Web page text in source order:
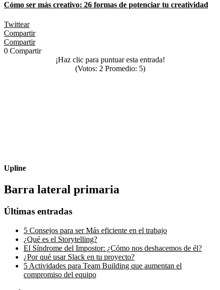
Cómo ser más creativo: 26 formas de potenciar tu creatividad
Twittear
Compartir
Compartir
0 Compartir
¡Haz clic para puntuar esta entrada!
(Votos: 2 Promedio: 5)
Upline
Barra lateral primaria
Últimas entradas
5 Consejos para ser Más eficiente en el trabajo
¿Qué es el Storytelling?
El Síndrome del Impostor: ¿Cómo nos deshacemos de él?
¿Por qué usar Slack en tu proyecto?
5 Actividades para Team Building que aumentan el
compromiso del equipo